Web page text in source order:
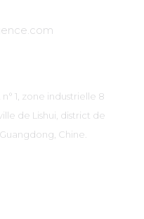
1, zone industrielle 8
de Lishui, district de
Chine.